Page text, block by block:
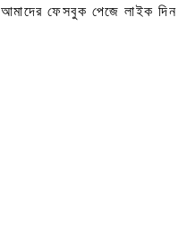
আমাদের ফেসবুক পেজে লাইক দিন